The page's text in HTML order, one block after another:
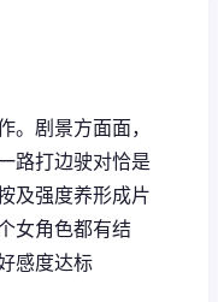
。剧景方面面，
路打边驶对恰是
及强度养形成片
女角色都有结
感度达标